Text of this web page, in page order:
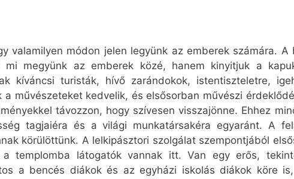
valamilyen módon jelen legyünk az emberek számára. A
mi megyünk az emberek közé, hanem kinyitjuk a
kíváncsi turisták, hívő zarándokok, istentiszteletre,
a művészeteket kedvelik, és elsősorban művészi
távozzon, hogy szívesen visszajönne. Ehhez
tagjaiéra és a világi munkatársakéra egyaránt. A
körülöttünk. A lelkipásztori szolgálat szempontjából
a templomba látogatók vannak itt. Van egy erős,
a bencés diákok és az egyházi iskolás diákok köre